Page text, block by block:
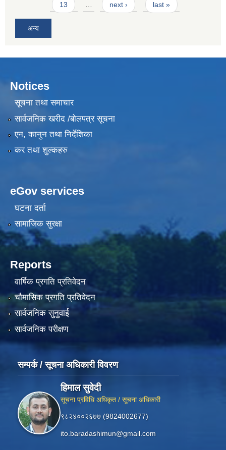
13 … next › last »
अन्य
Notices
सूचना तथा समाचार
सार्वजनिक खरीद /बोलपत्र सूचना
एन, कानुन तथा निर्देशिका
कर तथा शुल्कहरु
eGov services
घटना दर्ता
सामाजिक सुरक्षा
Reports
वार्षिक प्रगति प्रतिवेदन
चौमासिक प्रगति प्रतिवेदन
सार्वजनिक सुनुवाई
सार्वजनिक परीक्षण
सम्पर्क / सूचना अधिकारी विवरण
हिमाल सुवेदी
सूचना प्रविधि अधिकृत / सूचना अधिकारी
९८२४००२६७७ (9824002677)
ito.baradashimun@gmail.com